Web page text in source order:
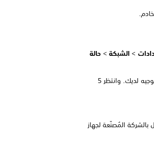
> الشبكة > حالة
حاول إعادة ضبط اتصال Wi-Fi لديك عبر إيقاف تشغيل المودم و/أو جهاز التوجيه لديك. وانتظر 5
بالشركة المُصنّعة لجهاز